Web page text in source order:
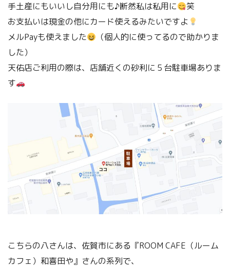
手土産にもいいし自分用にも♪断然私は私用に
笑
お支払いは現金の他にカード使えるみたいですよ
メルPayも使えました
（個人的に使ってるので助かりま
した）
天佑店ご利用の際は、店舗近くの砂利に５台駐車場ありま
す
こちらの八さんは、佐賀市にある『ROOM CAFE（ルーム
カフェ）和喜田や』さんの系列で、